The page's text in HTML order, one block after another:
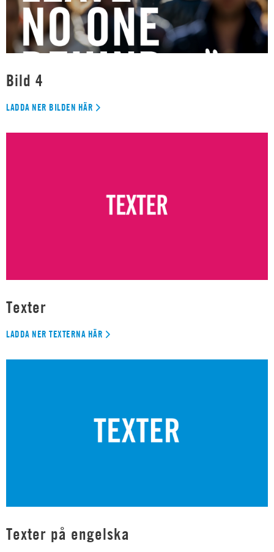
Bild 4
LADDA NER BILDEN HÄR
Texter
LADDA NER TEXTERNA HÄR
Texter på engelska